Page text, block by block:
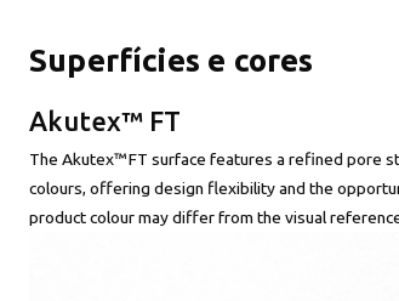
Superfícies e cores
Akutex™ FT
The Akutex™ FT surface features a refined pore
colours, offering design flexibility and the
product colour may differ from the visual